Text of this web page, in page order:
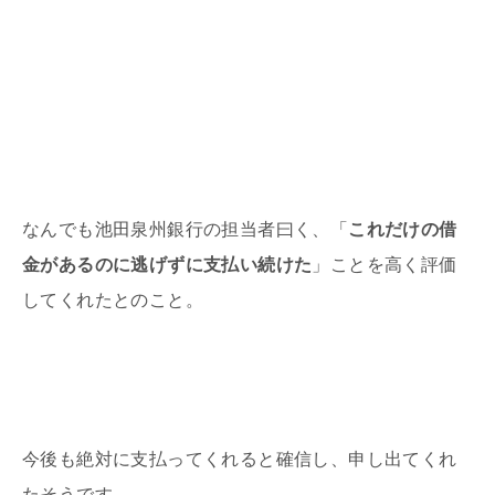
なんでも池田泉州銀行の担当者曰く、「 これだけの借
金があるのに逃げずに支払い続けた 」ことを高く評価
してくれたとのこと。
今後も絶対に支払ってくれると確信し、申し出てくれ